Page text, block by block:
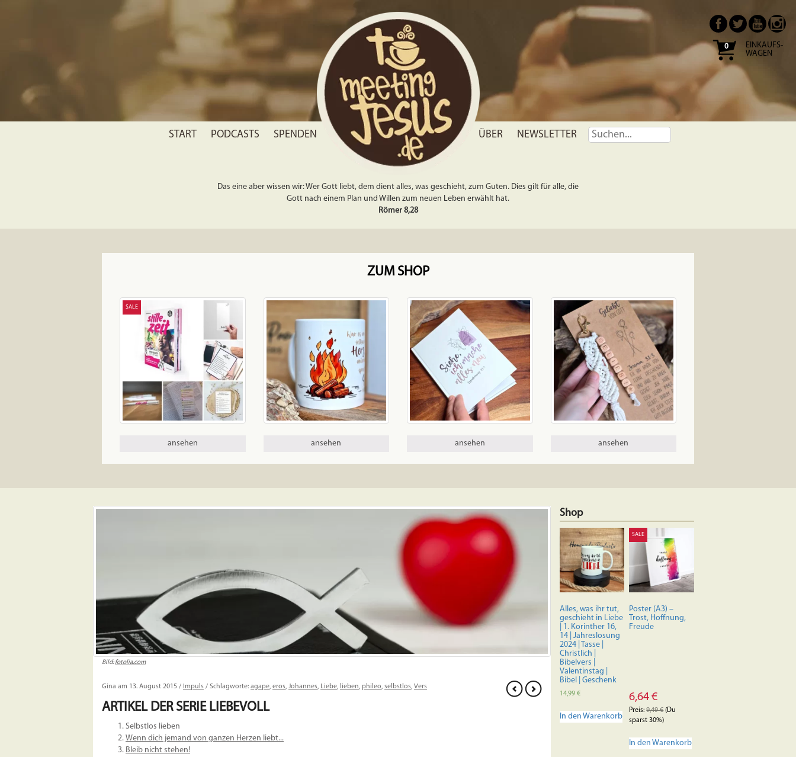
0
EINKAUFS-
WAGEN
START PODCASTS SPENDEN ÜBER NEWSLETTER
Das eine aber wissen wir: Wer Gott liebt, dem dient alles, was geschieht, zum Guten. Dies gilt für alle, die
Gott nach einem Plan und Willen zum neuen Leben erwählt hat.
Römer 8,28
ZUM SHOP
SALE
ansehen ansehen ansehen ansehen
Bild:fotolia.com
Gina am 13. August 2015 / Impuls / Schlagworte: agape, eros, Johannes, Liebe, lieben, phileo, selbstlos, Vers
ARTIKEL DER SERIE LIEBEVOLL
Selbstlos lieben
Wenn dich jemand von ganzen Herzen liebt...
Bleib nicht stehen!
Shop
Alles, was ihr tut,
geschieht in Liebe
| 1. Korinther 16,
14 | Jahreslosung
2024 | Tasse |
Christlich |
Bibelvers |
Valentinstag |
Bibel | Geschenk
14,99 €
In den Warenkorb
SALE
Poster (A3) –
Trost, Hoffnung,
Freude
6,64€
Preis:9,49€(Du
sparst 30%)
In den Warenkorb